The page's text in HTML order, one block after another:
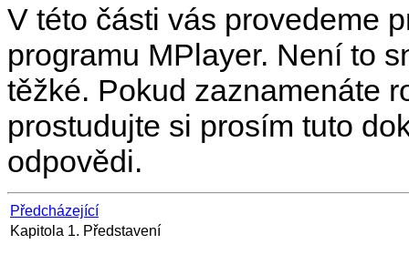
V této části vás provedeme
programu MPlayer. Není to
těžké. Pokud zaznamenáte
prostudujte si prosím tuto
odpovědi.
Předcházející
Kapitola 1. Představení